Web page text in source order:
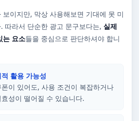
이지만, 막상 사용해보면 기대에 못 미
따라서 단순한 광고 문구보다는, 실제
는 요소들을 중심으로 판단하셔야 합니
활용 가능성
이 있어도, 사용 조건이 복잡하거나
성이 떨어질 수 있습니다.